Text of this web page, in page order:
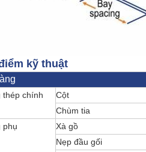
kỹ thuật
thép chính Cột
Chùm tia
phụ
Xà gồ
Nẹp đầu gối